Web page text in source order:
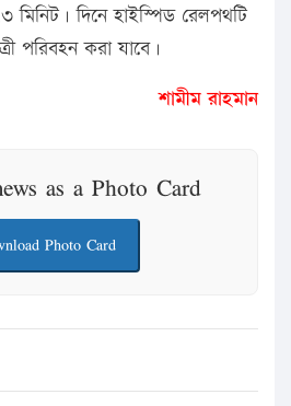
দিনে হাইস্পিড রেলপথটি
পরিবহন করা যাবে।
শামীম রাহমান
as a Photo Card
Photo Card